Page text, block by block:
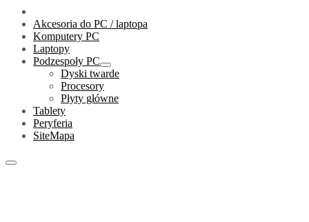
Akcesoria do PC / laptopa
Komputery PC
Laptopy
Podzespoły PC
Show
sub
Dyski twarde
Procesory
Płyty główne
Tablety
Peryferia
SiteMapa